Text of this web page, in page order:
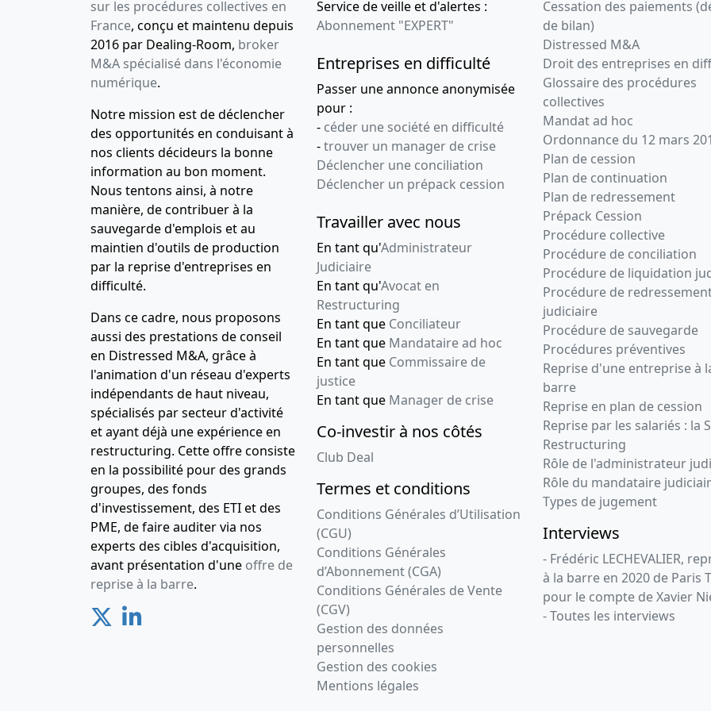
sur les procédures collectives en
France, conçu et maintenu depuis
2016 par Dealing-Room, broker
M&A spécialisé dans l'économie
numérique.
Notre mission est de déclencher
des opportunités en conduisant à
nos clients décideurs la bonne
information au bon moment.
Nous tentons ainsi, à notre
manière, de contribuer à la
sauvegarde d'emplois et au
maintien d'outils de production
par la reprise d'entreprises en
difficulté.
Dans ce cadre, nous proposons
aussi des prestations de conseil
en Distressed M&A, grâce à
l'animation d'un réseau d'experts
indépendants de haut niveau,
spécialisés par secteur d'activité
et ayant déjà une expérience en
restructuring. Cette offre consiste
en la possibilité pour des grands
groupes, des fonds
d'investissement, des ETI et des
PME, de faire auditer via nos
experts des cibles d'acquisition,
avant présentation d'une offre de
reprise à la barre.
Service de veille et d'alertes :
Abonnement "EXPERT"
Entreprises en difficulté
Passer une annonce anonymisée
pour :
- céder une société en difficulté
-trouver un manager de crise
Déclencher une conciliation
Déclencher un prépack cession
Travailler avec nous
En tant qu'Administrateur
Judiciaire
En tant qu'Avocat en
Restructuring
En tant que Conciliateur
En tant que Mandataire ad hoc
En tant que Commissaire de
justice
En tant que Manager de crise
Co-investir à nos côtés
Club Deal
Termes et conditions
Conditions Générales d’Utilisation
(CGU)
Conditions Générales
d’Abonnement (CGA)
Conditions Générales de Vente
(CGV)
Gestion des données
personnelles
Gestion des cookies
Mentions légales
Cessation des paiements
de bilan)
Distressed M&A
Droit des entreprises en
Glossaire des procédures
collectives
Mandat ad hoc
Ordonnance du 12 mars
Plan de cession
Plan de continuation
Plan de redressement
Prépack Cession
Procédure collective
Procédure de conciliation
Procédure de liquidation
Procédure de
judiciaire
Procédure de sauvegarde
Procédures préventives
Reprise d'une entreprise à
barre
Reprise en plan de cession
Reprise par les salariés : la
Restructuring
Rôle de l'administrateur
Rôle du mandataire
Types de jugement
Interviews
- Frédéric LECHEVALIER,
à la barre en 2020 de Paris
pour le compte de Xavier
- Toutes les interviews